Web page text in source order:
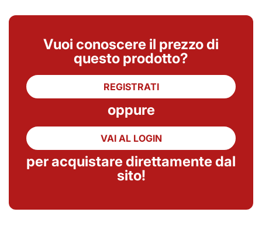
Vuoi conoscere il prezzo di
questo prodotto?
REGISTRATI
oppure
VAI AL LOGIN
per acquistare direttamente dal
sito!